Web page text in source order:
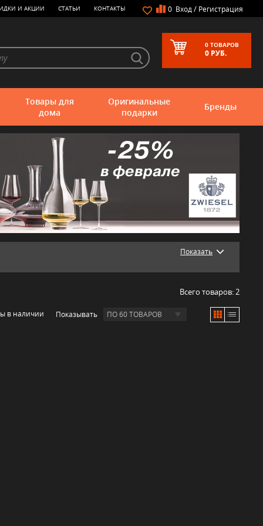
0 Вход/ Регистрация
И АКЦИИ СТАТЬИ КОНТАКТЫ
0 ТОВАРОВ
0 РУБ.
Товары для
дома
Оригинальные
подарки
Бренды
Показать
Всего товаров:2
в наличии Показывать ПО 60 ТОВАРОВ